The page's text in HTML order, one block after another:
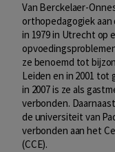
Van Berckelaer-
orthopedagogiek
in 1979 in Utrecht
ze benoemd tot
Leiden en in 2001 tot
in 2007 is ze als
verbonden.
de universiteit van
verbonden aan het
(CCE).